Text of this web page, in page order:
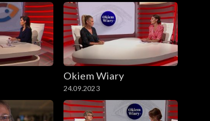
Okiem Wiary
24.09.2023